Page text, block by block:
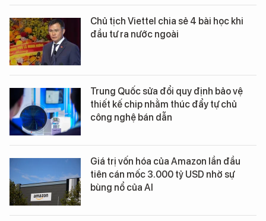
Chủ tịch Viettel chia sẻ 4 bài học khi
đầu tư ra nước ngoài
Trung Quốc sửa đổi quy định bảo vệ
thiết kế chip nhằm thúc đẩy tự chủ
công nghệ bán dẫn
Giá trị vốn hóa của Amazon lần đầu
tiên cán mốc 3.000 tỷ USD nhờ sự
bùng nổ của AI